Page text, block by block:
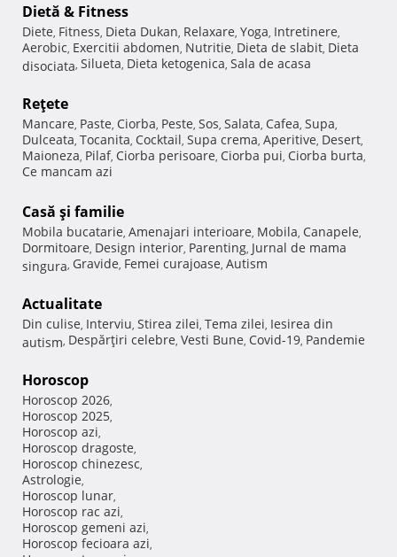
Dietă & Fitness
Diete, Fitness, Dieta Dukan, Relaxare, Yoga, Intretinere,
Aerobic, Exercitii abdomen, Nutritie, Dieta de slabit, Dieta
disociata, Silueta, Dieta ketogenica, Sala de acasa
Reţete
Mancare, Paste, Ciorba, Peste, Sos, Salata, Cafea, Supa,
Dulceata, Tocanita, Cocktail, Supa crema, Aperitive, Desert,
Maioneza, Pilaf, Ciorba perisoare, Ciorba pui, Ciorba burta,
Ce mancam azi
Casă şi familie
Mobila bucatarie, Amenajari interioare, Mobila, Canapele,
Dormitoare, Design interior, Parenting, Jurnal de mama
singura, Gravide, Femei curajoase, Autism
Actualitate
Din culise, Interviu, Stirea zilei, Tema zilei, Iesirea din
autism, Despărţiri celebre, Vesti Bune, Covid-19, Pandemie
Horoscop
Horoscop 2026,
Horoscop 2025,
Horoscop azi,
Horoscop dragoste,
Horoscop chinezesc,
Astrologie,
Horoscop lunar,
Horoscop rac azi,
Horoscop gemeni azi,
Horoscop fecioara azi,